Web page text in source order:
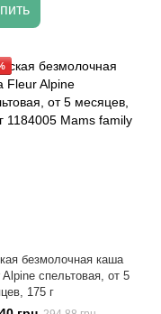
безмолочная каша
Alpine спельтовая, от 5
175 г